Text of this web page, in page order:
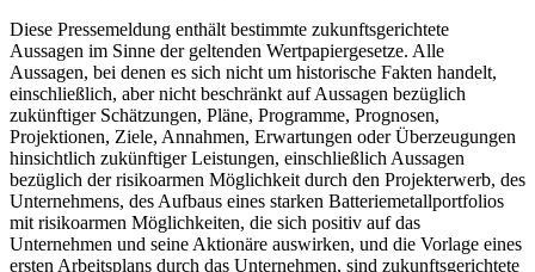
Diese Pressemeldung enthält bestimmte zukunftsgerichtete
Aussagen im Sinne der geltenden Wertpapiergesetze. Alle
Aussagen, bei denen es sich nicht um historische Fakten handelt,
einschließlich, aber nicht beschränkt auf Aussagen bezüglich
zukünftiger Schätzungen, Pläne, Programme, Prognosen,
Projektionen, Ziele, Annahmen, Erwartungen oder Überzeugungen
hinsichtlich zukünftiger Leistungen, einschließlich Aussagen
bezüglich der risikoarmen Möglichkeit durch den Projekterwerb, des
Unternehmens, des Aufbaus eines starken Batteriemetallportfolios
mit risikoarmen Möglichkeiten, die sich positiv auf das
Unternehmen und seine Aktionäre auswirken, und die Vorlage eines
ersten Arbeitsplans durch das Unternehmen, sind zukunftsgerichtete